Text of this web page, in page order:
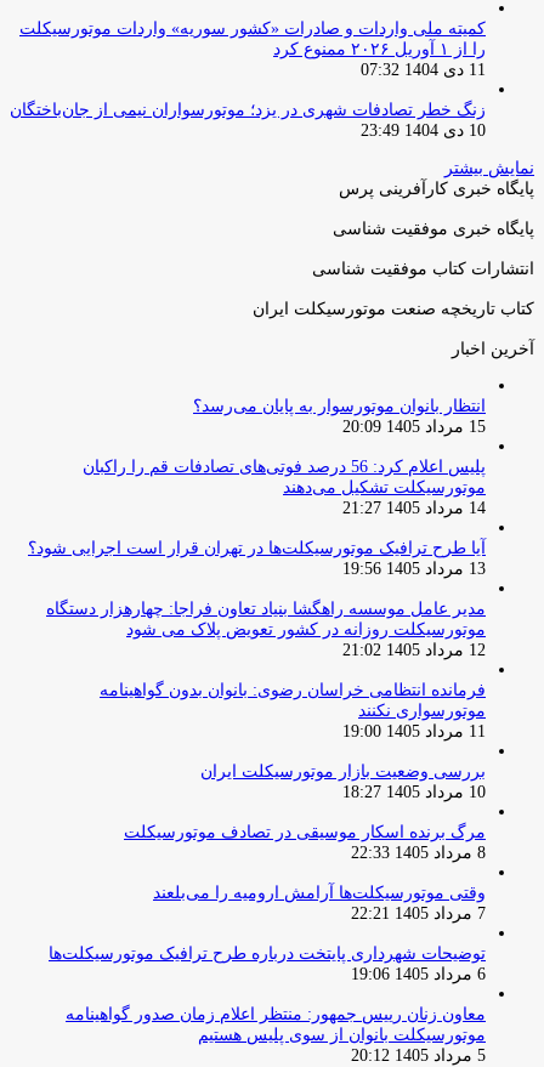
کمیته ملی واردات و صادرات «کشور سوریه» واردات موتورسیکلت
را از ۱ آوریل ۲۰۲۶ ممنوع کرد
11 دی 1404 07:32
زنگ خطر تصادفات شهری در یزد؛ موتورسواران نیمی از جان‌باختگان
10 دی 1404 23:49
نمایش بیشتر
پایگاه خبری کارآفرینی پرس
پایگاه خبری موفقیت شناسی
انتشارات کتاب موفقیت شناسی
کتاب تاریخچه صنعت موتورسیکلت ایران
آخرین اخبار
انتظار بانوان موتورسوار به پایان می‌رسد؟
15 مرداد 1405 20:09
پلیس اعلام کرد: 56 درصد فوتی‌های تصادفات قم را راکبان
موتورسیکلت تشکیل می‌دهند
14 مرداد 1405 21:27
آیا طرح ترافیک موتورسیکلت‌ها در تهران قرار است اجرایی شود؟
13 مرداد 1405 19:56
مدیر عامل موسسه راهگشا بنیاد تعاون فراجا: چهارهزار دستگاه
موتورسیکلت روزانه در کشور تعویض پلاک می شود
12 مرداد 1405 21:02
فرمانده انتظامی خراسان رضوی: بانوان بدون گواهینامه
موتورسواری نکنند
11 مرداد 1405 19:00
بررسی وضعیت بازار موتورسیکلت ایران
10 مرداد 1405 18:27
مرگ برنده اسکار موسیقی در تصادف موتورسیکلت
8 مرداد 1405 22:33
وقتی موتورسیکلت‌ها آرامش ارومیه را می‌بلعند
7 مرداد 1405 22:21
توضیحات شهرداری پایتخت درباره طرح ترافیک موتورسیکلت‌ها
6 مرداد 1405 19:06
معاون زنان رییس جمهور: منتظر اعلام زمان صدور گواهینامه
موتورسیکلت بانوان از سوی پلیس هستیم
5 مرداد 1405 20:12